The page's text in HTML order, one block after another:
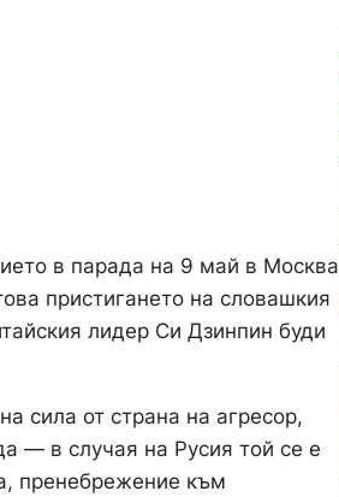
в парада на 9 май в Москва
пристигането на словашкия
лидер Си Дзинпин буди
сила от страна на агресор,
— в случая на Русия той се е
пренебрежение към